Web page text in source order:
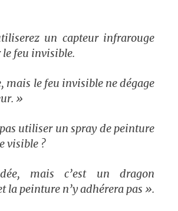
un capteur infrarouge
le feu invisible.
mais le feu invisible ne dégage
»
utiliser un spray de peinture
visible ?
mais c’est un dragon
la peinture n’y adhérera pas ».